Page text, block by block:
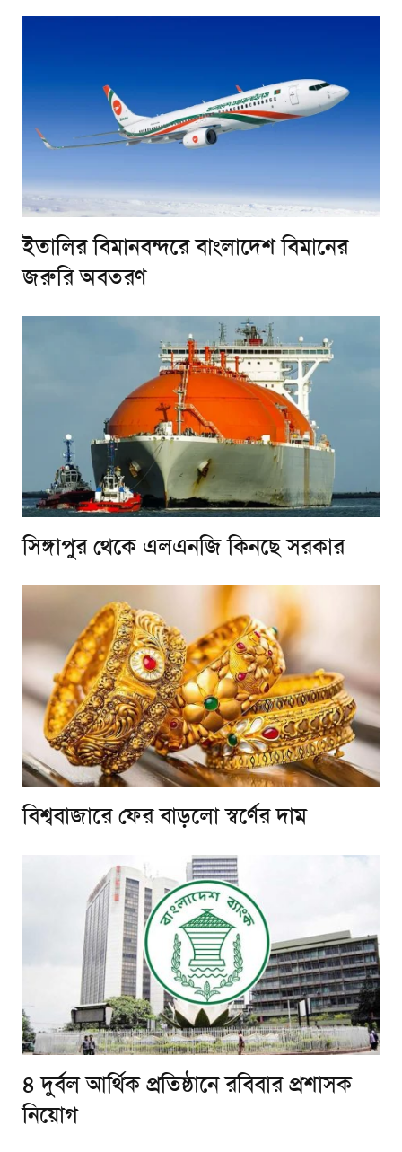
ইতালির বিমানবন্দরে বাংলাদেশ বিমানের
জরুরি অবতরণ
সিঙ্গাপুর থেকে এলএনজি কিনছে সরকার
বিশ্ববাজারে ফের বাড়লো স্বর্ণের দাম
৪ দুর্বল আর্থিক প্রতিষ্ঠানে রবিবার প্রশাসক
নিয়োগ